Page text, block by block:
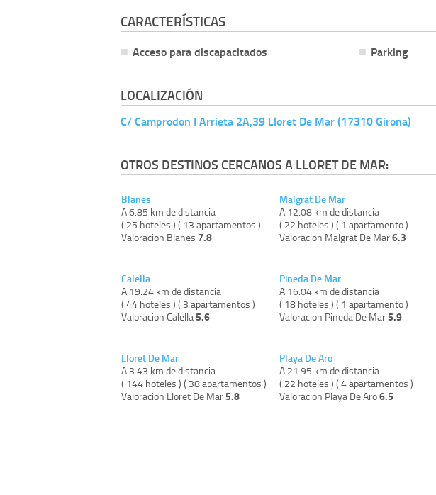
CARACTERÍSTICAS
Acceso para discapacitados Parking
LOCALIZACIÓN
C/ Camprodon I Arrieta 2A,39 Lloret De Mar (17310 Girona)
OTROS DESTINOS CERCANOS A LLORET DE MAR:
Blanes
A 6.85 km de distancia
( 25 hoteles ) ( 13 apartamentos )
Valoracion Blanes 7.8
Calella
A 19.24 km de distancia
( 44 hoteles ) ( 3 apartamentos )
Valoracion Calella5.6
Lloret De Mar
A 3.43 km de distancia
( 144 hoteles ) ( 38 apartamentos )
Valoracion Lloret De Mar5.8
Malgrat De Mar
A 12.08 km de distancia
( 22 hoteles ) ( 1 apartamento )
Valoracion Malgrat De Mar6.3
Pineda De Mar
A 16.04 km de distancia
( 18 hoteles ) ( 1 apartamento )
Valoracion Pineda De Mar5.9
Playa De Aro
A 21.95 km de distancia
( 22 hoteles ) ( 4 apartamentos )
Valoracion Playa De Aro6.5